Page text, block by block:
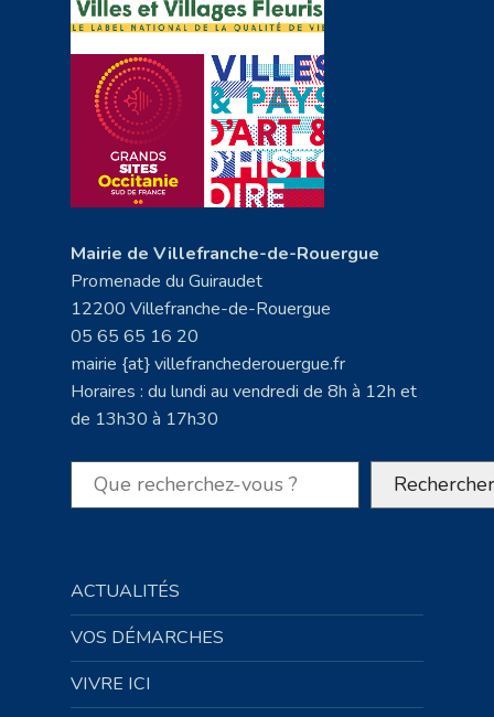
Mairie de Villefranche-de-Rouergue
Promenade du Guiraudet
12200 Villefranche-de-Rouergue
05 65 65 16 20
mairie {at} villefranchederouergue.fr
Horaires : du lundi au vendredi de 8h à 12h et
de 13h30 à 17h30
Rechercher Rechercher
ACTUALITÉS
VOS DÉMARCHES
VIVRE ICI